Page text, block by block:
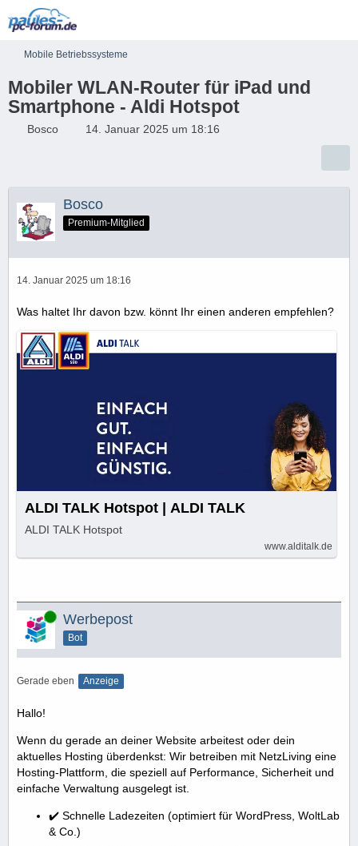
Mobile Betriebssysteme
Mobiler WLAN-Router für iPad und
Smartphone - Aldi Hotspot
Bosco 14. Januar 2025 um 18:16
Bosco
Premium-Mitglied
14. Januar 2025 um 18:16
Was haltet Ihr davon bzw. könnt Ihr einen anderen empfehlen?
ALDI TALK Hotspot | ALDI TALK
ALDI TALK Hotspot
www.alditalk.de
Online Werbepost
Bot
Gerade eben Anzeige
Hallo!
Wenn du gerade an deiner Website arbeitest oder dein
aktuelles Hosting überdenkst: Wir betreiben mit NetzLiving eine
Hosting-Plattform, die speziell auf Performance, Sicherheit und
einfache Verwaltung ausgelegt ist.
✔️ Schnelle Ladezeiten (optimiert für WordPress, WoltLab
& Co.)